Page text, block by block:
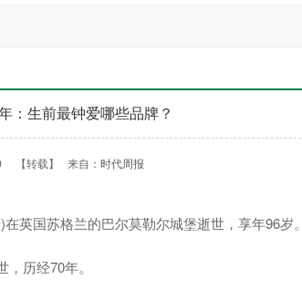
：生前最钟爱哪些品牌？
【转载】 来自： 时代周报
英国苏格兰的巴尔莫勒尔城堡逝世，享年96岁。
历经70年。